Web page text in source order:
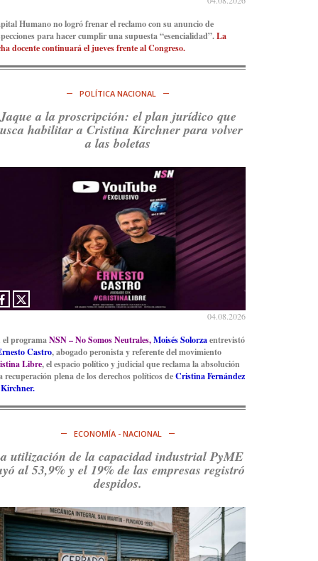
con Irán al petróleohttps://t.co/IInL9uYZvh
t.co/ytaelKSfHm
Consenso Patagónico
@consensopatagon
t.co/ihSIYIKptJ
Consenso Patagónico
@consensopatagon
: Asumimos una nueva etapa
en el Partido Justicialista de Campana, con el
orgullo de que el compañero
@caortega64vuelva
Humano no logró frenar el reclamo con su anuncio de
para hacer cumplir una supuesta “esencialidad”.La
docente continuará el jueves frente al Congreso.
POLÍTICA NACIONAL
Jaque a la proscripción: el plan jurídico que
habilitar a Cristina Kirchner para volver
a las boletas
04.08.2026
el programaNSN – No Somos Neutrales,Moisés Solorzaentrevistó
Castro, abogado peronista y referente del movimiento
Libre, el espacio político y judicial que reclama la absolución
recuperación plena de los derechos políticos deCristina Fernández
ECONOMÍA - NACIONAL
utilización de la capacidad industrial PyME
al 53,9% y el 19% de las empresas registró
despidos.